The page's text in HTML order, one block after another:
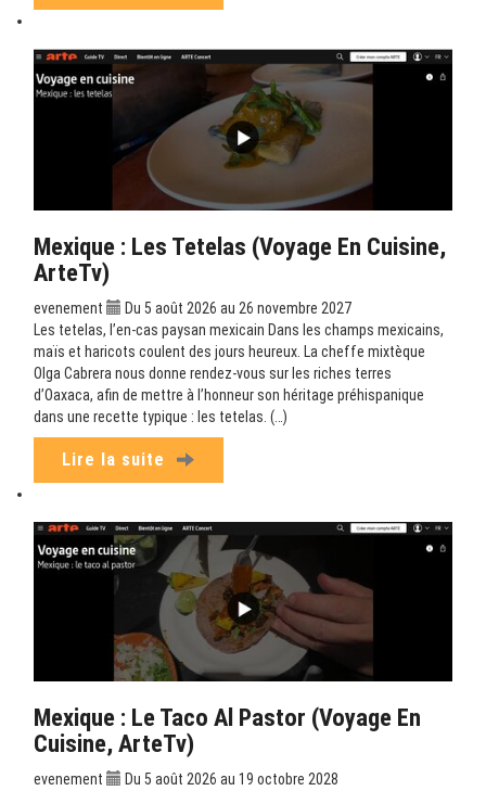
Mexique : Les Tetelas (Voyage En Cuisine,
ArteTv)
evenement
Du 5 août 2026 au 26 novembre 2027
Les tetelas, l’en-cas paysan mexicain Dans les champs mexicains,
maïs et haricots coulent des jours heureux. La cheffe mixtèque
Olga Cabrera nous donne rendez-vous sur les riches terres
d’Oaxaca, afin de mettre à l’honneur son héritage préhispanique
dans une recette typique : les tetelas. (…)
Lire la suite
Mexique : Le Taco Al Pastor (Voyage En
Cuisine, ArteTv)
evenement
Du 5 août 2026 au 19 octobre 2028